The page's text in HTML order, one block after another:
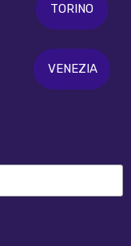
TORINO
VENEZIA